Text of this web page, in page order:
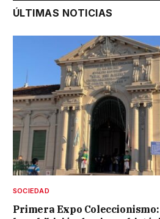
ÚLTIMAS NOTICIAS
SOCIEDAD
Primera Expo